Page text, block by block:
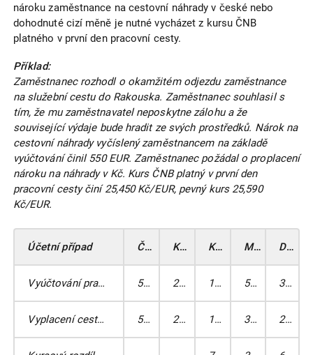
nároku zaměstnance na cestovní náhrady v české nebo
dohodnuté cizí měně je nutné vycházet z kursu ČNB
platného v první den pracovní cesty.
Příklad:
Zaměstnanec rozhodl o okamžitém odjezdu zaměstnance
na služební cestu do Rakouska. Zaměstnanec souhlasil s
tím, že mu zaměstnavatel neposkytne zálohu a že
související výdaje bude hradit ze svých prostředků. Nárok na
cestovní náhrady vyčíslený zaměstnancem na základě
vyúčtování činil 550 EUR. Zaměstnanec požádal o proplacení
nároku na náhrady v Kč. Kurs ČNB platný v první den
pracovní cesty činí 25,450 Kč/EUR, pevný kurs 25,590
Kč/EUR.
Účetní případ Částka v EUR Kurs Kč MD DAL
Vyúčtování pracovní cesty 550 25,590 14 075 512 333
Vyplacení cestovních náhrad 550 25,450 13 998 333 211